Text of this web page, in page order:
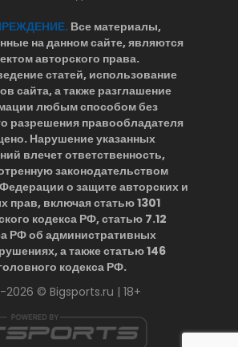
Все материалы,
на данном сайте, являются
авторского права.
статей, использование
сайта, а также разглашение
любым способом без
разрешения правообладателя
Нарушение указанных
влечет ответственность,
законодательством
о защите авторских и
прав, включая статью 1301
кодекса РФ, статью 7.12
РФ об административных
а также статью 146
кодекса РФ.
2026 © Bigsports.ru | 18+